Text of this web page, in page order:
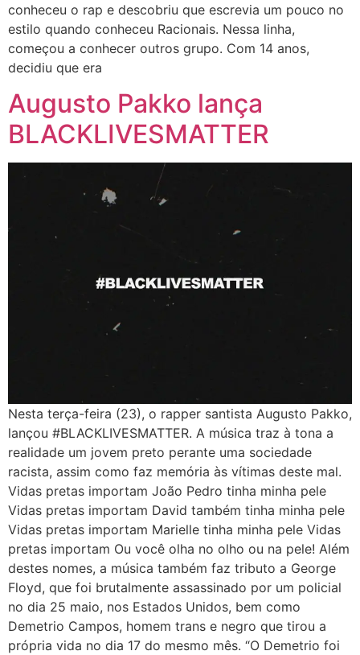
conheceu o rap e descobriu que escrevia um pouco no
estilo quando conheceu Racionais. Nessa linha,
começou a conhecer outros grupo. Com 14 anos,
decidiu que era
Augusto Pakko lança
BLACKLIVESMATTER
Nesta terça-feira (23), o rapper santista Augusto Pakko,
lançou #BLACKLIVESMATTER. A música traz à tona a
realidade um jovem preto perante uma sociedade
racista, assim como faz memória às vítimas deste mal.
Vidas pretas importam João Pedro tinha minha pele
Vidas pretas importam David também tinha minha pele
Vidas pretas importam Marielle tinha minha pele Vidas
pretas importam Ou você olha no olho ou na pele! Além
destes nomes, a música também faz tributo a George
Floyd, que foi brutalmente assassinado por um policial
no dia 25 maio, nos Estados Unidos, bem como
Demetrio Campos, homem trans e negro que tirou a
própria vida no dia 17 do mesmo mês. “O Demetrio foi